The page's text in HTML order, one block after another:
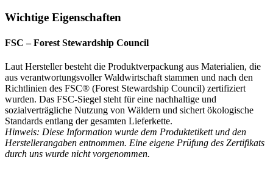
Wichtige Eigenschaften
FSC – Forest Stewardship Council
Laut Hersteller besteht die Produktverpackung aus Materialien, die
aus verantwortungsvoller Waldwirtschaft stammen und nach den
Richtlinien des FSC® (Forest Stewardship Council) zertifiziert
wurden. Das FSC-Siegel steht für eine nachhaltige und
sozialverträgliche Nutzung von Wäldern und sichert ökologische
Standards entlang der gesamten Lieferkette.
Hinweis: Diese Information wurde dem Produktetikett und den
Herstellerangaben entnommen. Eine eigene Prüfung des Zertifikats
durch uns wurde nicht vorgenommen.